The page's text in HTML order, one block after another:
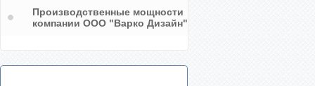
Производственные мощности
компании ООО "Варко Дизайн"